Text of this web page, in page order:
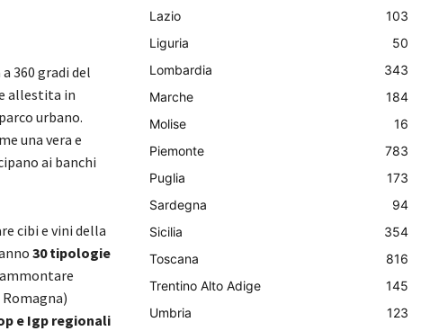
360 gradi del
allestita in
urbano.
una vera e
ai banchi
cibi e vini della
30 tipologie
e Igp regionali
Lazio
103
Liguria
50
Lombardia
343
Marche
184
Molise
16
Piemonte
783
Puglia
173
Sardegna
94
Sicilia
354
Toscana
816
Trentino Alto Adige
145
Umbria
123